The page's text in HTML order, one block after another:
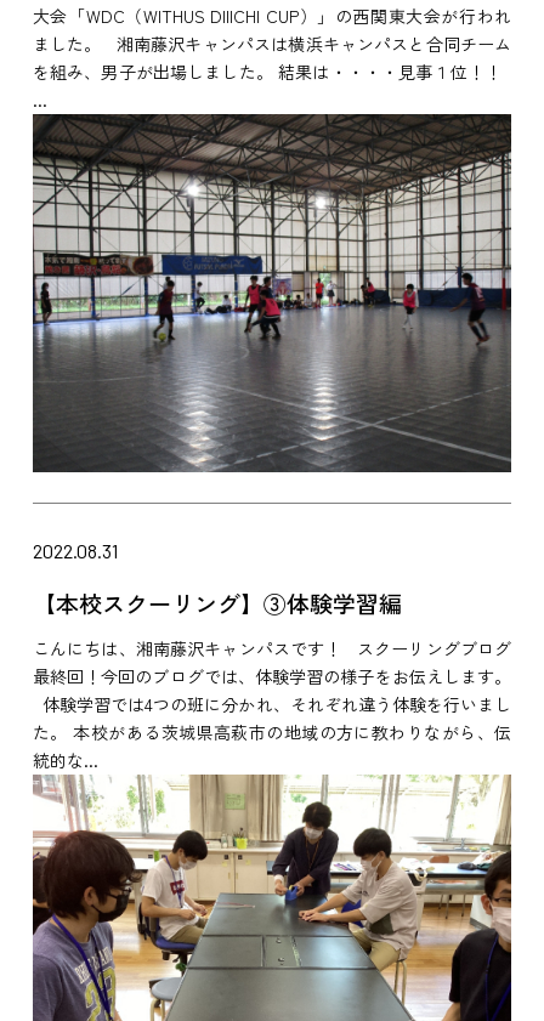
大会「WDC（WITHUS DIIICHI CUP）」の西関東大会が行われ
ました。 湘南藤沢キャンパスは横浜キャンパスと合同チーム
を組み、男子が出場しました。 結果は・・・・見事１位！！
...
2022.08.31
【本校スクーリング】③体験学習編
こんにちは、湘南藤沢キャンパスです！ スクーリングブログ
最終回！今回のブログでは、体験学習の様子をお伝えします。
体験学習では4つの班に分かれ、それぞれ違う体験を行いまし
た。 本校がある茨城県高萩市の地域の方に教わりながら、伝
統的な...